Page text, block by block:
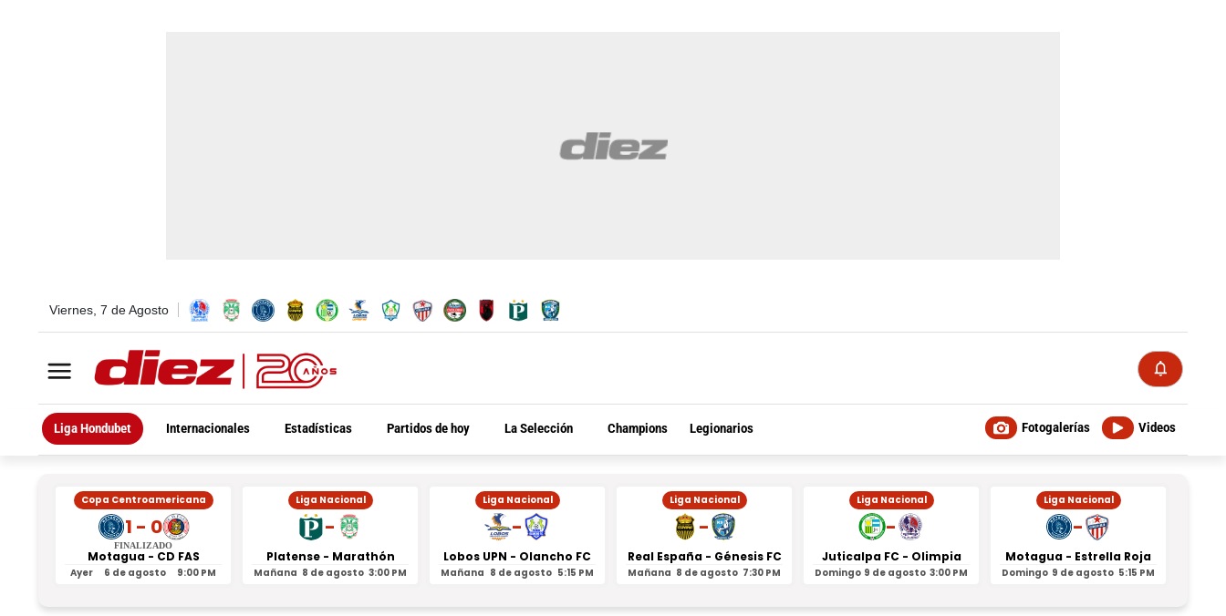
Viernes, 7 de Agosto
Liga Hondubet Internacionales Estadísticas Partidos de hoy La Selección Champions Legionarios Videos
Fotogalerías
Copa Centroamericana
1 - 0
FINALIZADO
Motagua - CD FAS
Ayer 6 de agosto 9:00 PM
Liga Nacional
-
Platense - Marathón
Mañana 8 de agosto 3:00 PM
Liga Nacional
-
Lobos UPN - Olancho FC
Mañana 8 de agosto 5:15 PM
Liga Nacional
-
Real España - Génesis FC
Mañana 8 de agosto 7:30 PM
Liga Nacional
-
Juticalpa FC - Olimpia
Domingo 9 de agosto 3:00 PM
Liga Nacional
-
Motagua - Estrella Roja
Domingo 9 de agosto 5:15 PM